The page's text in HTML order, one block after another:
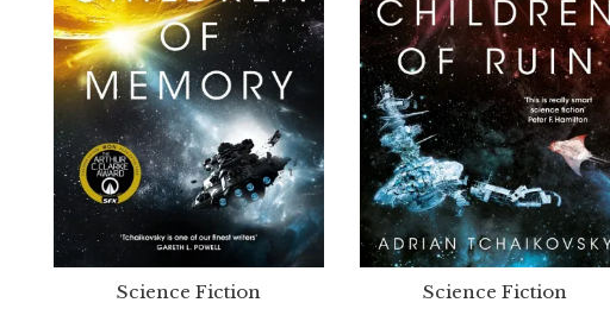
Science Fiction Science Fiction